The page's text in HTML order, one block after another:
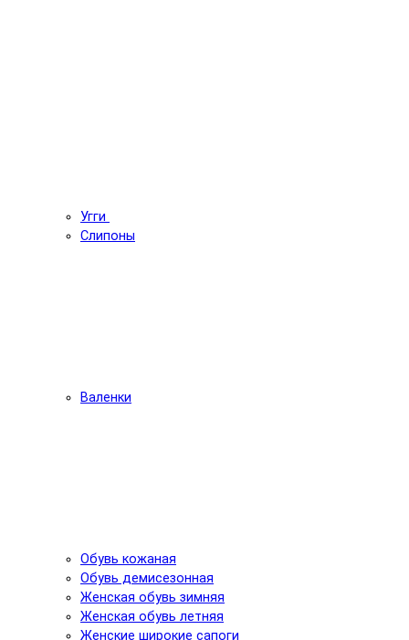
Угги
Слипоны
Валенки
Обувь кожаная
Обувь демисезонная
Женская обувь зимняя
Женская обувь летняя
Женские широкие сапоги